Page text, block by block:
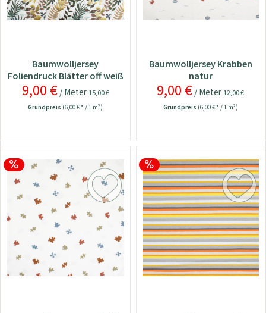
Baumwolljersey
Foliendruck Blätter off weiß
9,00 €/ Meter15,00 €
Grundpreis (6,00 € * / 1 m²)
Baumwolljersey Krabben
natur
9,00 € / Meter12,00 €
Grundpreis (6,00 € * / 1 m²)